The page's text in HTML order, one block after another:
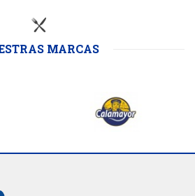
MARCAS